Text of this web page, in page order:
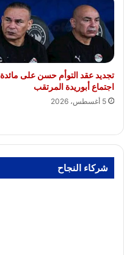
تجديد عقد التوأم حسن على مائدة
اجتماع أبوريدة المرتقب
5 أغسطس، 2026
شركاء النجاح